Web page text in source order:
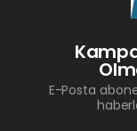
E-Posta